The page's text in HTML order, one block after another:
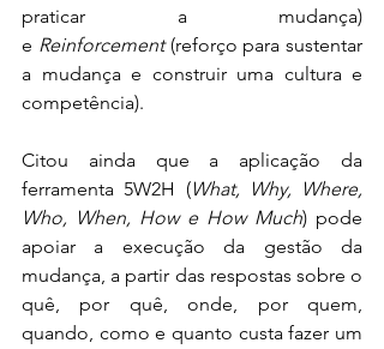
praticar a mudança)
e Reinforcement (reforço para sustentar
a mudança e construir uma cultura e
competência).
Citou ainda que a aplicação da
ferramenta 5W2H (What, Why, Where,
Who, When, How e How Much) pode
apoiar a execução da gestão da
mudança, a partir das respostas sobre o
quê, por quê, onde, por quem,
quando, como e quanto custa fazer um